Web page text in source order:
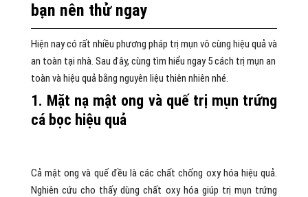
bạn nên thử ngay
Hiện nay có rất nhiều phương pháp trị mụn vô cùng hiệu quả và
an toàn tại nhà. Sau đây, cùng tìm hiểu ngay 5 cách trị mụn an
toàn và hiệu quả bằng nguyên liệu thiên nhiên nhé.
1. Mặt nạ mật ong và quế trị mụn trứng
cá bọc hiệu quả
Cả mật ong và quế đều là các chất chống oxy hóa hiệu quả.
Nghiên cứu cho thấy dùng chất oxy hóa giúp trị mụn trứng